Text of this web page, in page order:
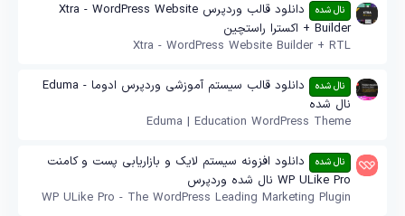
نال شده
دانلود قالب وردپرس Xtra - WordPress Website
Builder + اکسترا راستچین
Xtra - WordPress Website Builder + RTL
نال شده
دانلود قالب سیستم آموزشی وردپرس ادوما - Eduma
نال شده
Eduma | Education WordPress Theme
نال شده
دانلود افزونه سیستم لایک و بازاریابی پست و کامنت
WP ULike Pro نال شده وردپرس
WP ULike Pro - The WordPress Leading Marketing Plugin